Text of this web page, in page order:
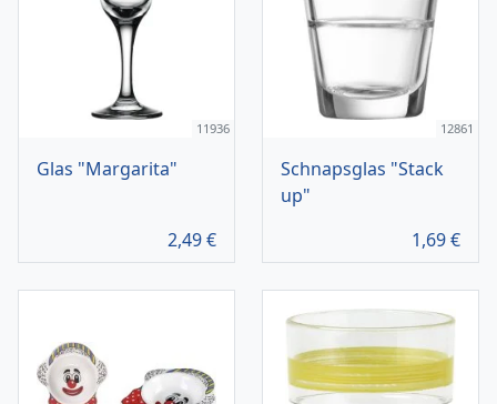
11936
Glas "Margarita"
2,49€
12861
Schnapsglas "Stack
up"
1,69€